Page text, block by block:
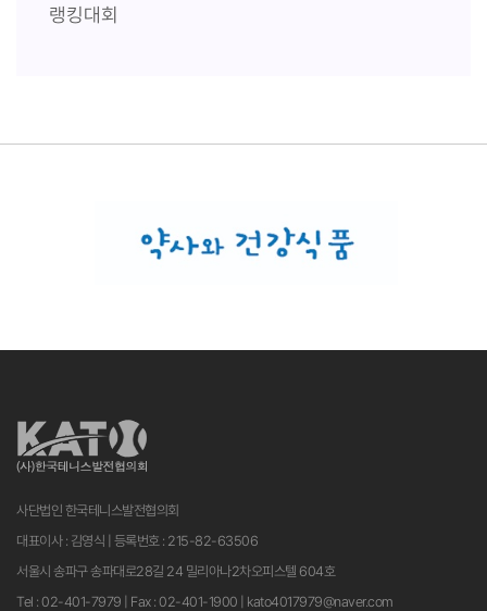
랭킹대회
사단법인 한국테니스발전협의회
대표이사 : 김영식 | 등록번호 : 215-82-63506
서울시 송파구 송파대로28길 24 밀리아나2차오피스텔 604호
Tel : 02-401-7979 | Fax : 02-401-1900 | kato4017979@naver.com